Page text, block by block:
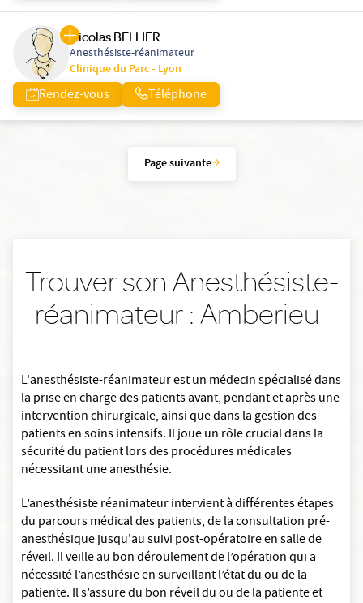
Nicolas BELLIER
Anesthésiste-réanimateur
Clinique du Parc - Lyon
Rendez-vous Téléphone
Page suivante
Trouver son Anesthésiste-
réanimateur : Amberieu
L'anesthésiste-réanimateur est un médecin spécialisé dans
la prise en charge des patients avant, pendant et après une
intervention chirurgicale, ainsi que dans la gestion des
patients en soins intensifs. Il joue un rôle crucial dans la
sécurité du patient lors des procédures médicales
nécessitant une anesthésie.
L’anesthésiste réanimateur intervient à différentes étapes
du parcours médical des patients, de la consultation pré-
anesthésique jusqu'au suivi post-opératoire en salle de
réveil. Il veille au bon déroulement de l’opération qui a
nécessité l’anesthésie en surveillant l’état du ou de la
patiente. Il s’assure du bon réveil du ou de la patiente et